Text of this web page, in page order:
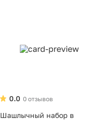
0 отзывов
0.0
Шашлычный набор в